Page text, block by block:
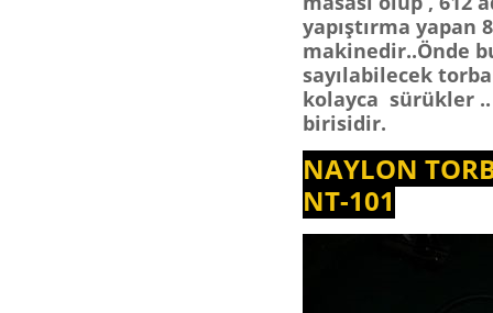
yapıştırma yapan
makinedir..Önde
sayılabilecek
kolayca sürükler
birisidir.
NAYLON
NT-101